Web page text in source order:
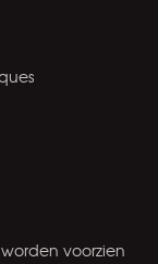
voorzien